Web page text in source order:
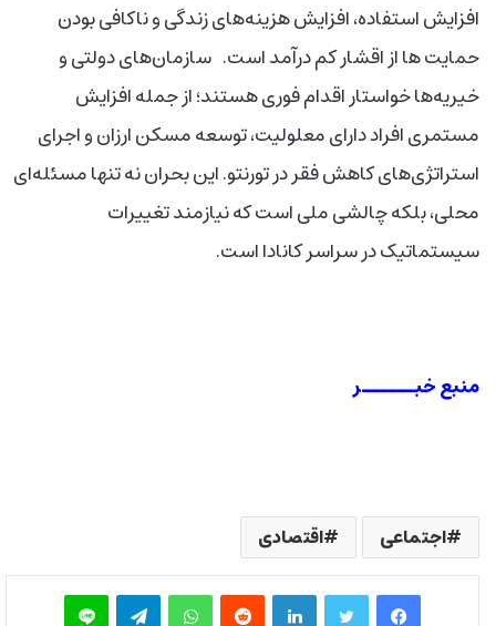
افزایش استفاده، افزایش هزینه‌های زندگی و ناکافی بودن
حمایت ها از اقشار کم درآمد است. سازمان‌های دولتی و
خیریه‌ها خواستار اقدام فوری هستند؛ از جمله افزایش
مستمری افراد دارای معلولیت، توسعه مسکن ارزان و اجرای
استراتژی‌های کاهش فقر در تورنتو. این بحران نه تنها مسئله‌ای
محلی، بلکه چالشی ملی است که نیازمند تغییرات
سیستماتیک در سراسر کانادا است.
منبع خبــــــر
اجتماعی اقتصادی
فیس بوک توییتر لینکدین‫رددیت واتس آپ تلگرام لاین